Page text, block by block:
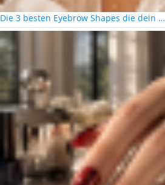
Die 3 besten Eyebrow Shapes die dein …